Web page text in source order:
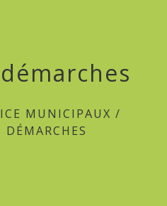
MUNICIPAUX /